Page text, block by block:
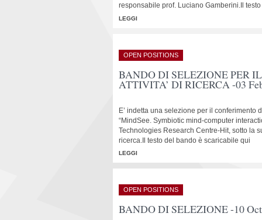
responsabile prof. Luciano Gamberini.Il
LEGGI
OPEN POSITIONS
BANDO DI SELEZIONE PER
ATTIVITA’ DI RICERCA -03
E’ indetta una selezione per il conferimento
“MindSee. Symbiotic mind-computer
Technologies Research Centre-Hit, sotto la
ricerca.Il testo del bando è scaricabile qui
LEGGI
OPEN POSITIONS
BANDO DI SELEZIONE -10